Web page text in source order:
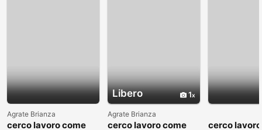
Agrate Brianza
cerco lavoro come
Libero 1
Agrate Brianza
cerco lavoro come
cerco